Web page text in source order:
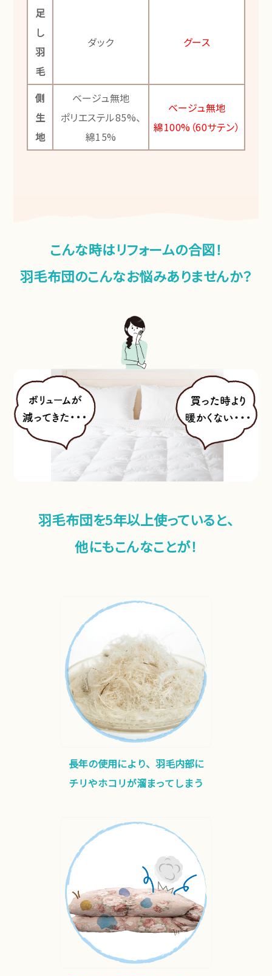
足
し
羽
毛
ダック グース
側
生
地
ベージュ無地
ポリエステル85%、
綿15%
ベージュ無地
綿100%（60サテン）
こんな時はリフォームの合図！
羽毛布団のこんなお悩みありませんか？
羽毛布団を5年以上使っていると、
他にもこんなことが！
長年の使用により、羽毛内部に
チリやホコリが溜まってしまう